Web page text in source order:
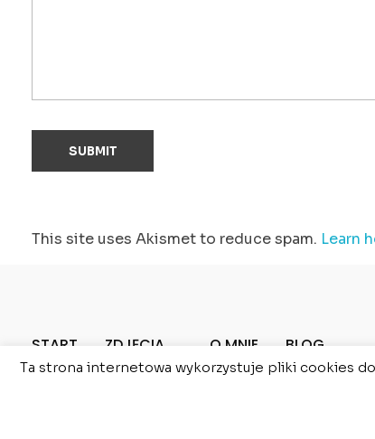
This site uses Akismet to reduce spam. Learn
START ZDJĘCIA O MNIE
BLOG
KONTAKT
Ta strona internetowa wykorzystuje pliki cookies